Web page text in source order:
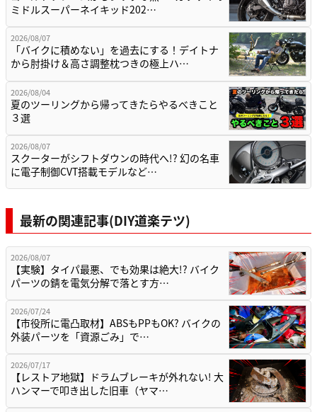
ミドルスーパーネイキッド202…
2026/08/07
「バイクに積めない」を過去にする！デイトナ
から肘掛け＆高さ調整枕つきの極上ハ…
2026/08/04
夏のツーリングから帰ってきたらやるべきこと
３選
2026/08/07
スクーターがシフトダウンの時代へ!? 幻の名車
に電子制御CVT搭載モデルなど…
最新の関連記事(DIY道楽テツ)
2026/08/07
【実験】タイパ最悪、でも効果は絶大!? バイク
パーツの錆を電気分解で落とす方…
2026/07/24
【市役所に電凸取材】ABSもPPもOK? バイクの
外装パーツを「資源ごみ」で…
2026/07/17
【レストア地獄】ドラムブレーキが外れない! 大
ハンマーで叩き出した旧車（ヤマ…